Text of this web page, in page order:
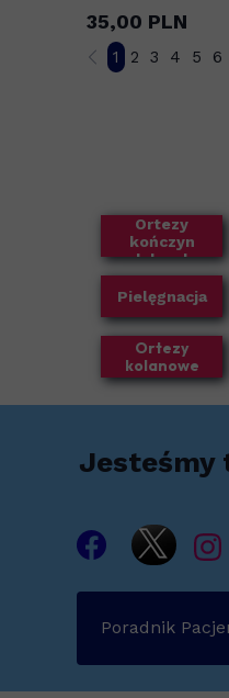
35,00 PLN
1 2 3 4 5 6
Ortezy
kolanowe
Ortezy
kończyn
dolnych
Pielęgnacja
Poradnik
Jesteśmy